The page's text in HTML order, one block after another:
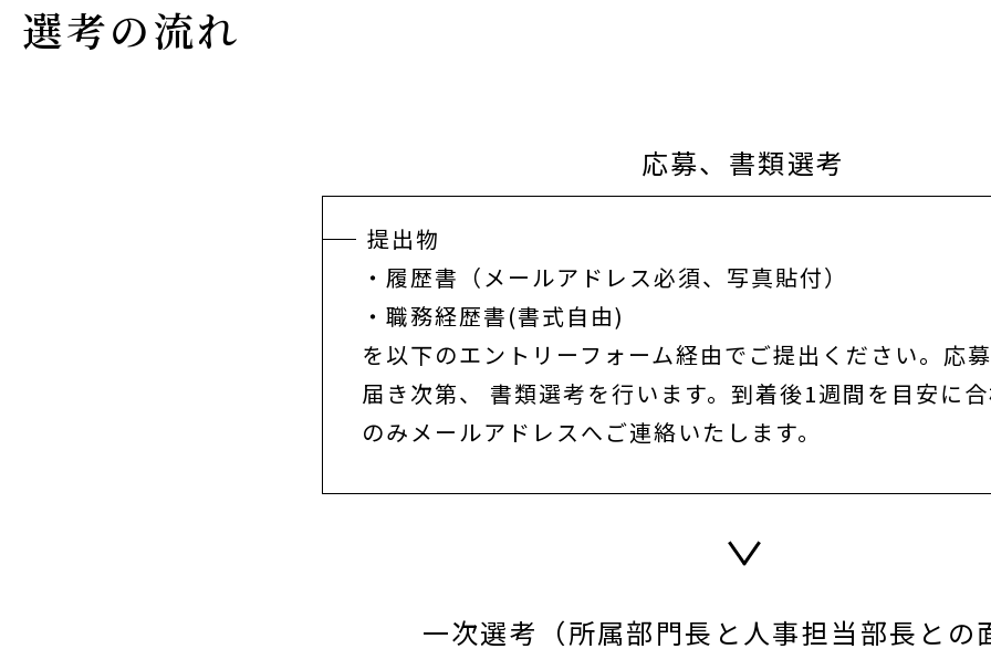
選考の流れ
応募、書類選考
提出物
・履歴書（メールアドレス必須、写真貼付）
・職務経歴書(書式自由)
を以下のエントリーフォーム経由でご提出ください。応
届き次第、 書類選考を行います。到着後1週間を目安に
のみメールアドレスへご連絡いたします。
一次選考（所属部門長と人事担当部長との